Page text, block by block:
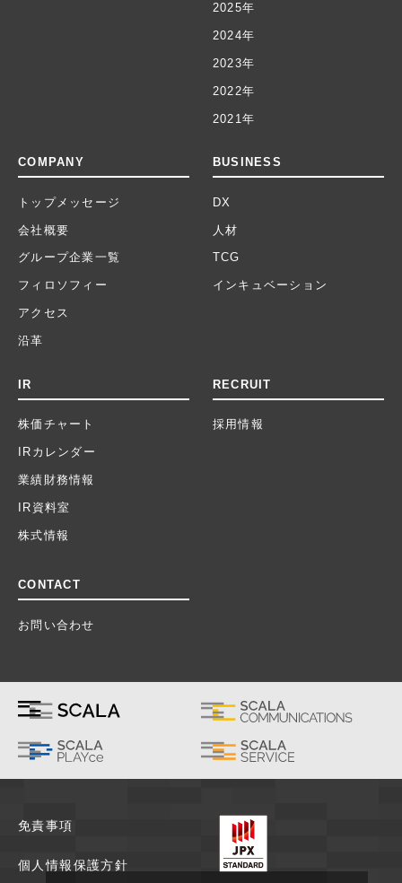
2025年
2024年
2023年
2022年
2021年
COMPANY
トップメッセージ
会社概要
グループ企業一覧
フィロソフィー
アクセス
沿革
BUSINESS
DX
人材
TCG
インキュベーション
IR
株価チャート
IRカレンダー
業績財務情報
IR資料室
株式情報
RECRUIT
採用情報
CONTACT
お問い合わせ
免責事項
個人情報保護方針